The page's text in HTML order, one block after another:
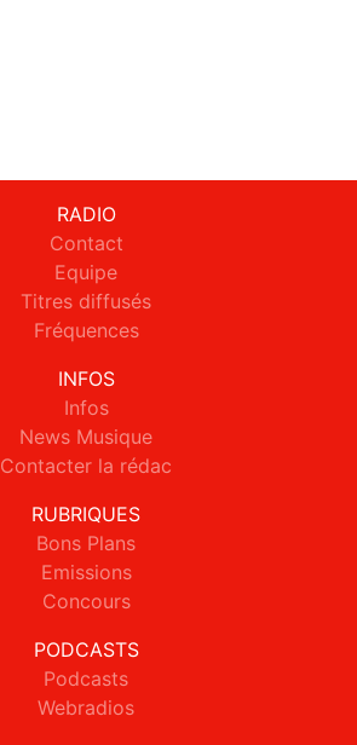
RADIO
Contact
Equipe
Titres diffusés
Fréquences
INFOS
Infos
News Musique
Contacter la rédac
RUBRIQUES
Bons Plans
Emissions
Concours
PODCASTS
Podcasts
Webradios